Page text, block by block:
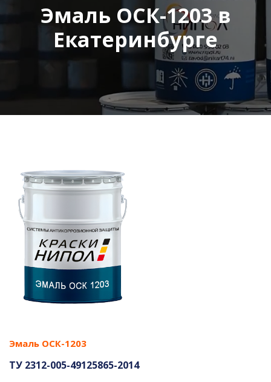
Эмаль ОСК-1203 в
Екатеринбурге
Эмаль ОСК-1203
ТУ 2312-005-49125865-2014